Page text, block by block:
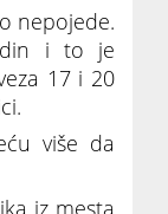
nepojede.
i to je
17 i 20
više da
iz mesta